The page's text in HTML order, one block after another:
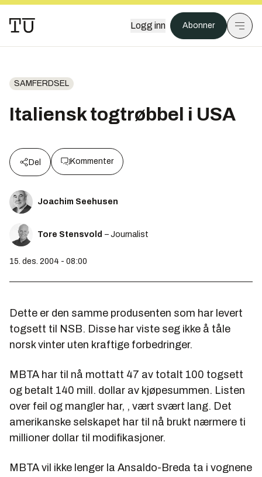
Logg inn Abonner
SAMFERDSEL
Italiensk togtrøbbel i USA
Del Kommenter
Joachim Seehusen
Tore Stensvold – Journalist
15. des. 2004 - 08:00
Dette er den samme produsenten som har levert
togsett til NSB. Disse har viste seg ikke å tåle
norsk vinter uten kraftige forbedringer.
MBTA har til nå mottatt 47 av totalt 100 togsett
og betalt 140 mill. dollar av kjøpesummen. Listen
over feil og mangler har, , vært svært lang. Det
amerikanske selskapet har til nå brukt nærmere ti
millioner dollar til modifikasjoner.
MBTA vil ikke lenger la Ansaldo-Breda ta i vognene